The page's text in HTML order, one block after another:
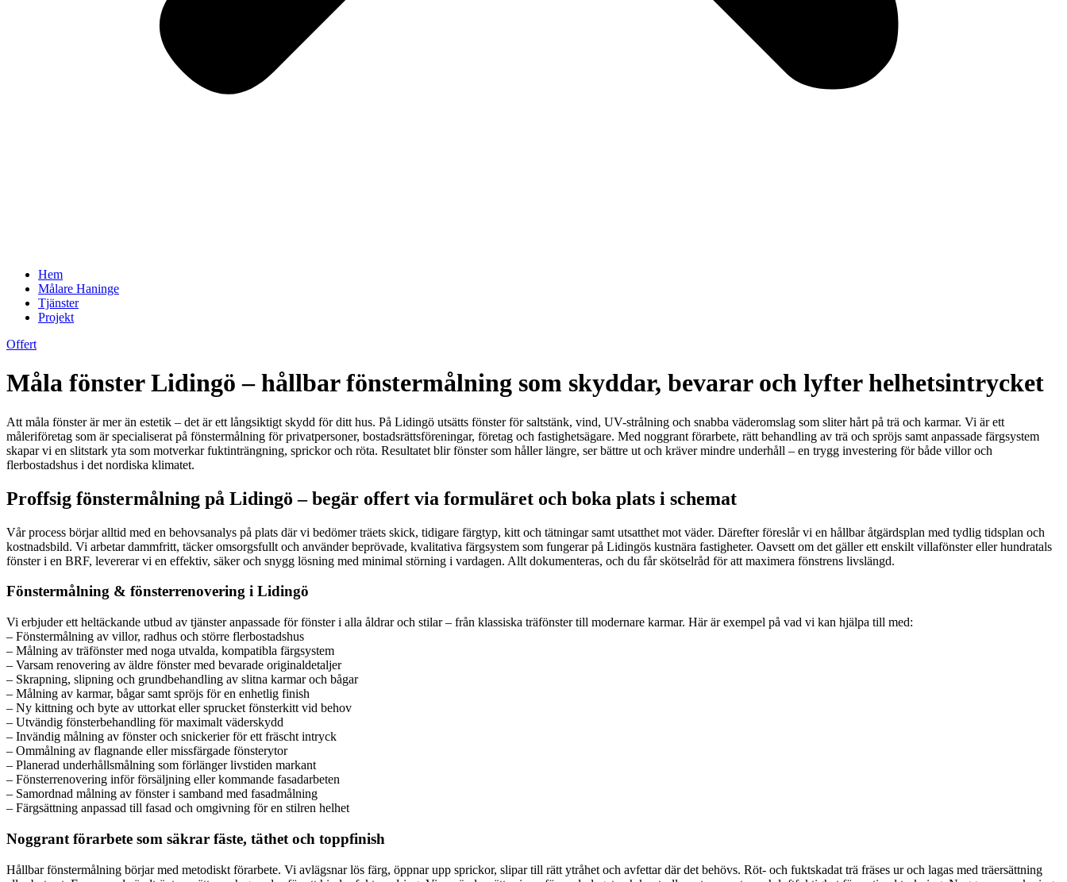
Hem
Målare Haninge
Tjänster
Projekt
Offert
Måla fönster Lidingö – hållbar fönstermålning som skyddar, bevarar och lyfter helhetsintrycket
Att måla fönster är mer än estetik – det är ett långsiktigt skydd för ditt hus. På Lidingö utsätts fönster för saltstänk, vind, UV-strålning och snabba väderomslag som sliter hårt på trä och karmar. Vi är ett
måleriföretag som är specialiserat på fönstermålning för privatpersoner, bostadsrättsföreningar, företag och fastighetsägare. Med noggrant förarbete, rätt behandling av trä och spröjs samt anpassade färgsystem
skapar vi en slitstark yta som motverkar fuktinträngning, sprickor och röta. Resultatet blir fönster som håller längre, ser bättre ut och kräver mindre underhåll – en trygg investering för både villor och
flerbostadshus i det nordiska klimatet.
Proffsig fönstermålning på Lidingö – begär offert via formuläret och boka plats i schemat
Vår process börjar alltid med en behovsanalys på plats där vi bedömer träets skick, tidigare färgtyp, kitt och tätningar samt utsatthet mot väder. Därefter föreslår vi en hållbar åtgärdsplan med tydlig tidsplan och
kostnadsbild. Vi arbetar dammfritt, täcker omsorgsfullt och använder beprövade, kvalitativa färgsystem som fungerar på Lidingös kustnära fastigheter. Oavsett om det gäller ett enskilt villafönster eller hundratals
fönster i en BRF, levererar vi en effektiv, säker och snygg lösning med minimal störning i vardagen. Allt dokumenteras, och du får skötselråd för att maximera fönstrens livslängd.
Fönstermålning & fönsterrenovering i Lidingö
Vi erbjuder ett heltäckande utbud av tjänster anpassade för fönster i alla åldrar och stilar – från klassiska träfönster till modernare karmar. Här är exempel på vad vi kan hjälpa till med:
– Fönstermålning av villor, radhus och större flerbostadshus
– Målning av träfönster med noga utvalda, kompatibla färgsystem
– Varsam renovering av äldre fönster med bevarade originaldetaljer
– Skrapning, slipning och grundbehandling av slitna karmar och bågar
– Målning av karmar, bågar samt spröjs för en enhetlig finish
– Ny kittning och byte av uttorkat eller sprucket fönsterkitt vid behov
– Utvändig fönsterbehandling för maximalt väderskydd
– Invändig målning av fönster och snickerier för ett fräscht intryck
– Ommålning av flagnande eller missfärgade fönsterytor
– Planerad underhållsmålning som förlänger livstiden markant
– Fönsterrenovering inför försäljning eller kommande fasadarbeten
– Samordnad målning av fönster i samband med fasadmålning
– Färgsättning anpassad till fasad och omgivning för en stilren helhet
Noggrant förarbete som säkrar fäste, täthet och toppfinish
Hållbar fönstermålning börjar med metodiskt förarbete. Vi avlägsnar lös färg, öppnar upp sprickor, slipar till rätt ytråhet och avfettar där det behövs. Röt- och fuktskadat trä fräses ur och lagas med träersättning